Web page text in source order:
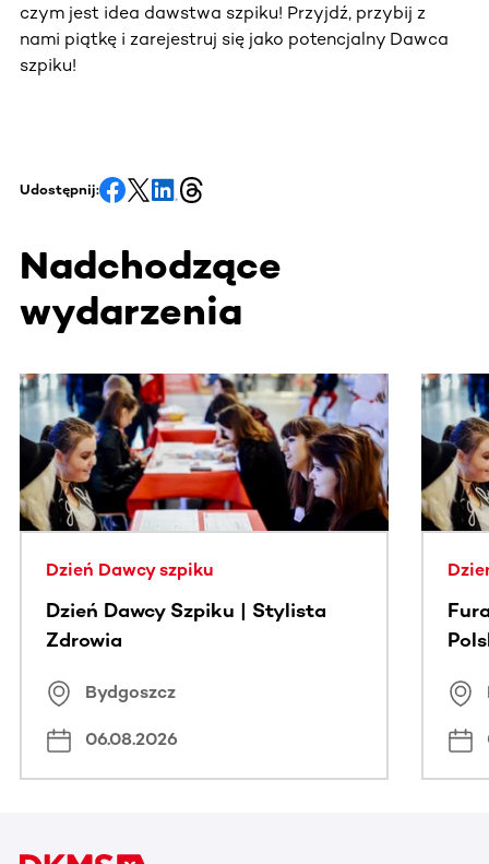
czym jest idea dawstwa szpiku! Przyjdź, przybij z
nami piątkę i zarejestruj się jako potencjalny Dawca
szpiku!
Udostępnij:
Nadchodzące
wydarzenia
Ta sekcja zawiera treści przewijane w poziomie. Użyj
Dzień Dawcy szpiku
Dzień Dawcy Szpiku | Stylista
Zdrowia
Bydgoszcz
06.08.2026